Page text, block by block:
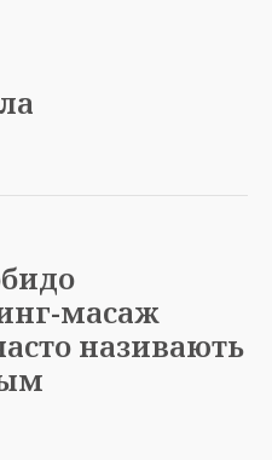
масаж
називають